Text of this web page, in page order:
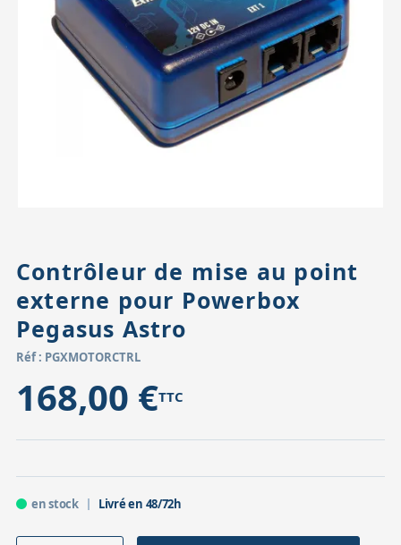
Accessoires pour montures
Têtes
Pièces détachées
Contrôleur de mise au point
externe pour Powerbox
Pegasus Astro
Réf : PGXMOTORCTRL
168,00 €TTC
en stock Livré en 48/72h